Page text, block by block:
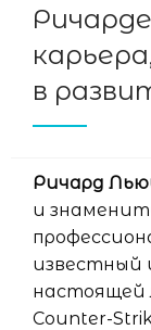
в
Ричард
и
известный
настоящей
Counter-